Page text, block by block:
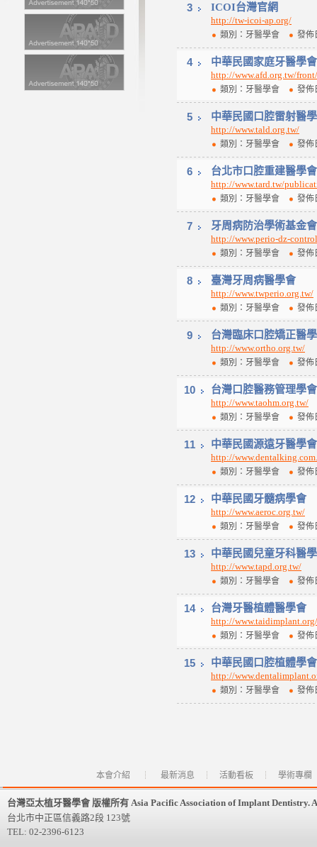
3 ICOI台灣官網
http://tw-icoi-ap.org/
類別：牙醫學會 發佈
4 中華民國家庭牙醫學會
http://www.afd.org.tw/
類別：牙醫學會 發佈
5 中華民國口腔雷射醫
http://www.tald.org.tw/
類別：牙醫學會 發佈
6 台北市口腔重建醫學會
http://www.tard.tw/
類別：牙醫學會 發佈
7 牙周病防治學術基金會
http://www.perio-dz-
類別：牙醫學會 發佈
8 臺灣牙周病醫學會
http://www.twperio.org.tw/
類別：牙醫學會 發佈
9 台灣臨床口腔矯正醫
http://www.ortho.org.tw/
類別：牙醫學會 發佈
10 台灣口腔醫務管理學會
http://www.taohm.org.tw/
類別：牙醫學會 發佈
11 中華民國源遠牙醫學會
http://
類別：牙醫學會 發佈
12 中華民國牙髓病學會
http://www.aeroc.org.tw/
類別：牙醫學會 發佈
13 中華民國兒童牙科醫
http://www.tapd.org.tw/
類別：牙醫學會 發佈
14 台灣牙醫植體醫學會
http://www.taidimplant.org/
類別：牙醫學會 發佈
15 中華民國口腔植體學會
http://
類別：牙醫學會 發佈
本會介紹 最新消息 活動看板 學術專欄
台灣亞太植牙醫學會 版權所有 Asia Pacific Association of Implant Dentistry.
台北市中正區信義路2段 123號
TEL: 02-2396-6123